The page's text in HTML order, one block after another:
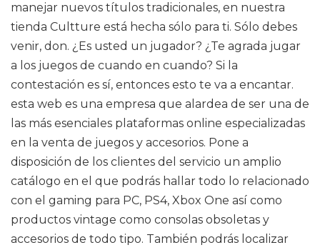
manejar nuevos títulos tradicionales, en nuestra
tienda Cultture está hecha sólo para ti. Sólo debes
venir, don. ¿Es usted un jugador? ¿Te agrada jugar
a los juegos de cuando en cuando? Si la
contestación es sí, entonces esto te va a encantar.
esta web es una empresa que alardea de ser una de
las más esenciales plataformas online especializadas
en la venta de juegos y accesorios. Pone a
disposición de los clientes del servicio un amplio
catálogo en el que podrás hallar todo lo relacionado
con el gaming para PC, PS4, Xbox One así como
productos vintage como consolas obsoletas y
accesorios de todo tipo. También podrás localizar